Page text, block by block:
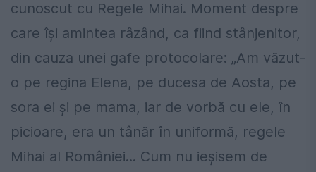
cunoscut cu Regele Mihai. Moment despre
care își amintea râzând, ca fiind stânjenitor,
din cauza unei gafe protocolare: „Am văzut-
o pe regina Elena, pe ducesa de Aosta, pe
sora ei și pe mama, iar de vorbă cu ele, în
picioare, era un tânăr în uniformă, regele
Mihai al României... Cum nu ieșisem de